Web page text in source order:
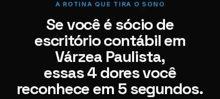
A ROTINA QUE TIRA O SONO
Se você é sócio de
escritório contábil em
Várzea Paulista,
essas 4 dores você
reconhece em 5 segundos.